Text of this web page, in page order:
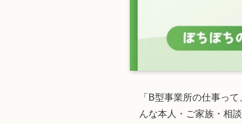
「B型事業所の仕事っ
んな本人・ご家族・相